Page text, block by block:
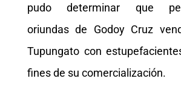
pudo determinar que
oriundas de Godoy Cruz
Tupungato con
fines de su comercialización.